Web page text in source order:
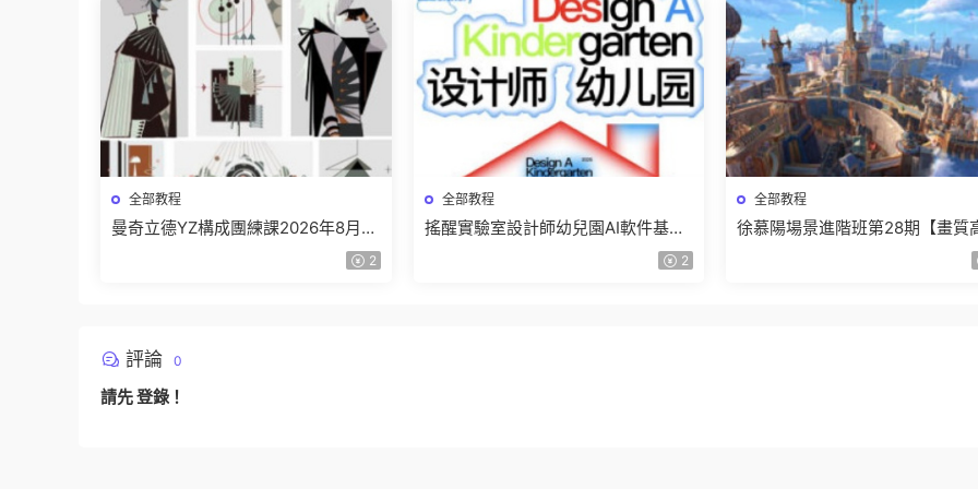
全部教程
曼奇立德YZ構成團練課2026年8月已
2
全部教程
搖醒實驗室設計師幼兒園AI軟件基礎
2
全部教程
徐慕陽場景進階班第28期【畫質
評論 0
請先登錄 ！